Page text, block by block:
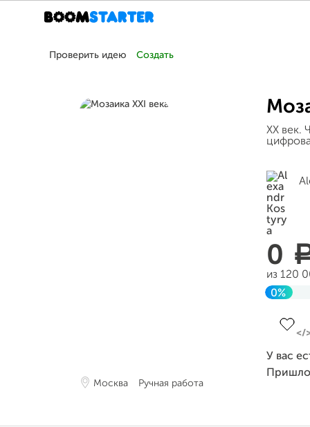
Проверить идею Создать
Москва Ручная работа
ХХ век.
0
из 120
0%
У вас